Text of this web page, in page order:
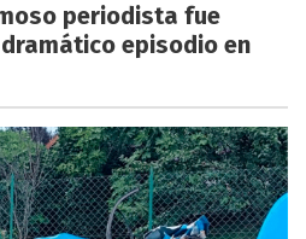
periodista fue
episodio en